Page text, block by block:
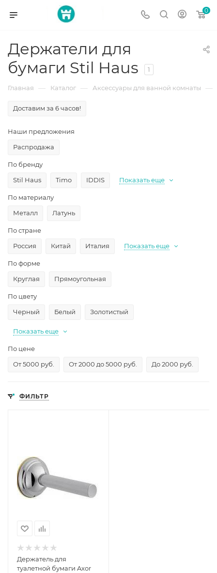
0
Держатели для
бумаги Stil Haus
1
Главная — Каталог — Аксессуары для ванной комнаты —
Доставим за 6 часов!
Наши предложения
Распродажа
По бренду
Stil Haus
Timo IDDIS Показать еще
По материалу
Металл
Латунь
По стране
Россия
Китай Италия Показать еще
По форме
Круглая
Прямоугольная
По цвету
Черный
Белый Золотистый
Показать еще
По цене
От 5000 руб.
От 2000 до 5000 руб. До 2000 руб.
ФИЛЬТР
Держатель для
туалетной бумаги Axor